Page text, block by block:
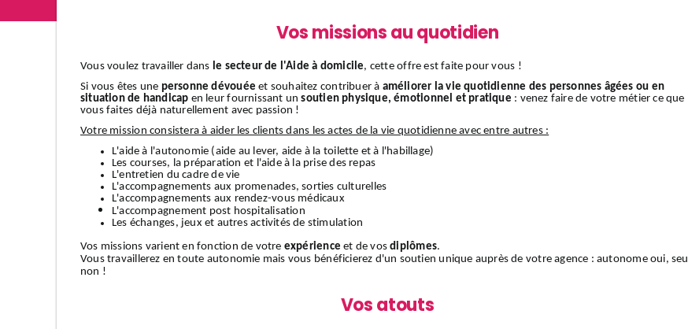
Vos missions au quotidien
Vous voulez travailler dans le secteur de l'Aide à domicile, cette offre est faite pour vous !
Si vous êtes une personne dévouée et souhaitez contribuer à améliorer la vie quotidienne des personnes âgées ou en
situation de handicap en leur fournissant unsoutien physique, émotionnel et pratique : venez faire de votre métier ce que
vous faites déjà naturellement avec passion !
Votre mission consistera à aider les clients dans les actes de la vie quotidienne avec entre autres :
L'aide à l'autonomie (aide au lever, aide à la toilette et à l'habillage)
Les courses, la préparation et l'aide à la prise des repas
L'entretien du cadre de vie
L'accompagnements aux promenades, sorties culturelles
L'accompagnements aux rendez-vous médicaux
L'accompagnement post hospitalisation
Les échanges, jeux et autres activités de stimulation
Vos missions varient en fonction de votre expérience et de vosdiplômes.
Vous travaillerez en toute autonomie mais vous bénéficierez d'un soutien unique auprès de votre agence : autonome oui, seul
non !
Vos atouts